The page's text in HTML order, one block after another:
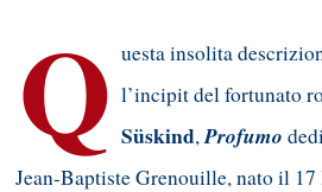
Q uesta insolita
l’incipit del fortunato
Süskind, Profumo
Jean-Baptiste Grenouille, nato il